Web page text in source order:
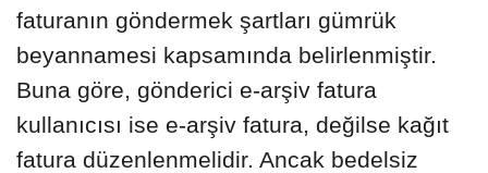
faturanın göndermek şartları gümrük
beyannamesi kapsamında belirlenmiştir.
Buna göre, gönderici e-arşiv fatura
kullanıcısı ise e-arşiv fatura, değilse kağıt
fatura düzenlenmelidir. Ancak bedelsiz